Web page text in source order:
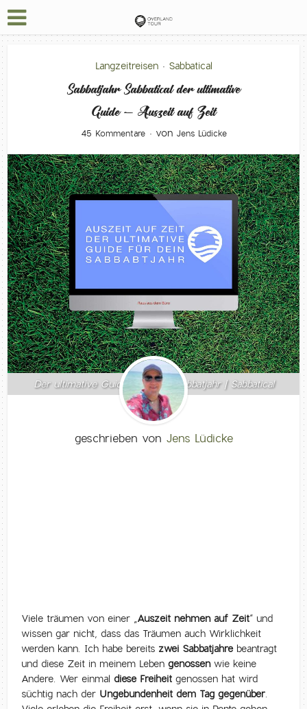
Langzeitreisen • Sabbatical
Sabbatjahr Sabbatical der ultimative
Guide – Auszeit auf Zeit
45 Kommentare von Jens Lüdicke
Der ultimative Guide für deine Sabbatjahr | Sabbatical
geschrieben von Jens Lüdicke
Viele träumen von einer „Auszeit nehmen auf Zeit“ und
wissen gar nicht, dass das Träumen auch Wirklichkeit
werden kann. Ich habe bereits zwei Sabbatjahrebeantragt
und diese Zeit in meinem Lebengenossenwie keine
Andere. Wer einmaldiese Freiheit genossen hat wird
süchtig nach der Ungebundenheit dem Tag gegenüber.